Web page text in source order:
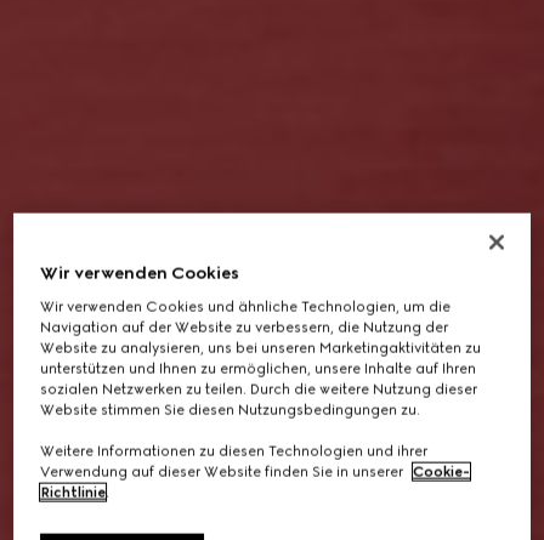
Wir verwenden Cookies
Wir verwenden Cookies und ähnliche Technologien, um die
Navigation auf der Website zu verbessern, die Nutzung der
Website zu analysieren, uns bei unseren Marketingaktivitäten zu
unterstützen und Ihnen zu ermöglichen, unsere Inhalte auf Ihren
sozialen Netzwerken zu teilen. Durch die weitere Nutzung dieser
Website stimmen Sie diesen Nutzungsbedingungen zu.
Weitere Informationen zu diesen Technologien und ihrer
Verwendung auf dieser Website finden Sie in unserer Cookie-
Richtlinie.